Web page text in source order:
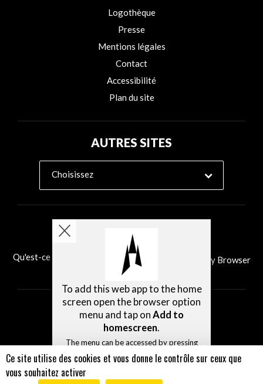
Logothèque
Presse
Mentions légales
Contact
Accessibilité
Plan du site
AUTRES SITES
Choisissez
Qu'est-ce que Ability Browser? Installer Ability Browser
Ce site utilise des cookies et vous donne le contrôle sur ceux que
vous souhaitez activer
To add this web app to the home
screen open the browser option
menu and tap on Add to
homescreen.
The menu can be accessed by pressing
the menu hardware button if your device
has one, or by tapping the top right